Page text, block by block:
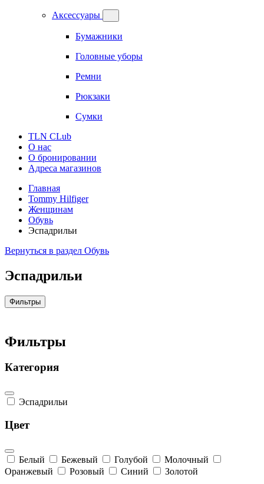
Аксессуары
Бумажники
Головные уборы
Ремни
Рюкзаки
Сумки
TLN CLub
О нас
О бронировании
Адреса магазинов
Главная
Tommy Hilfiger
Женщинам
Обувь
Эспадрильи
Вернуться в раздел Обувь
Эспадрильи
Фильтры
Фильтры
Категория
Эспадрильи
Цвет
Белый Бежевый Голубой
Молочный
Оранжевый
Розовый Синий Золотой